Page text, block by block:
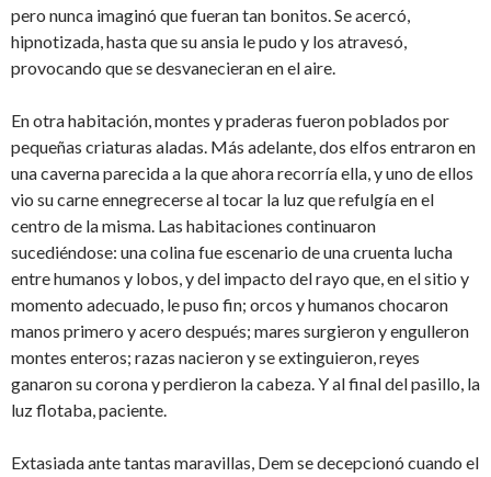
pero nunca imaginó que fueran tan bonitos. Se acercó,
hipnotizada, hasta que su ansia le pudo y los atravesó,
provocando que se desvanecieran en el aire.
En otra habitación, montes y praderas fueron poblados por
pequeñas criaturas aladas. Más adelante, dos elfos entraron en
una caverna parecida a la que ahora recorría ella, y uno de ellos
vio su carne ennegrecerse al tocar la luz que refulgía en el
centro de la misma. Las habitaciones continuaron
sucediéndose: una colina fue escenario de una cruenta lucha
entre humanos y lobos, y del impacto del rayo que, en el sitio y
momento adecuado, le puso fin; orcos y humanos chocaron
manos primero y acero después; mares surgieron y engulleron
montes enteros; razas nacieron y se extinguieron, reyes
ganaron su corona y perdieron la cabeza. Y al final del pasillo, la
luz flotaba, paciente.
Extasiada ante tantas maravillas, Dem se decepcionó cuando el